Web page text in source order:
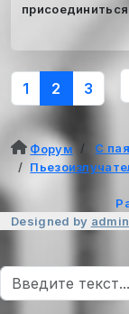
1 2 3
Форум
С
Designed by
Поиск